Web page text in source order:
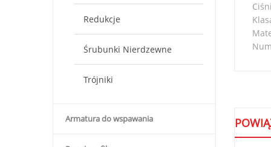
Redukcje
Śrubunki Nierdzewne
Trójniki
Armatura do wspawania